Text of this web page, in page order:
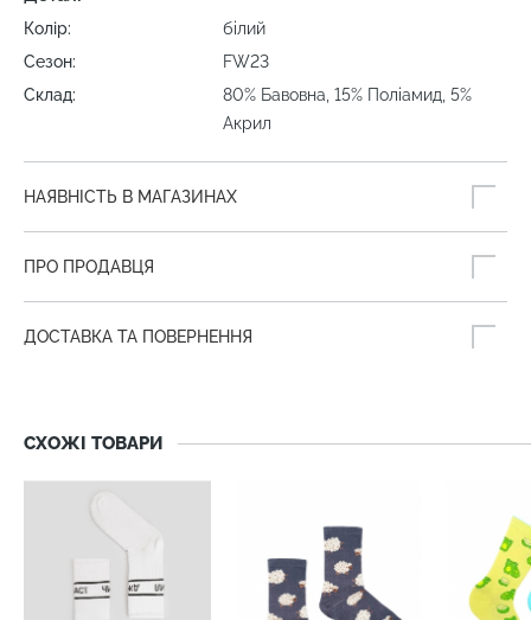
Колір:
білий
Сезон:
FW23
Склад:
80% Бавовна, 15% Поліамид, 5%
Акрил
НАЯВНІСТЬ В МАГАЗИНАХ
ПРО ПРОДАВЦЯ
ДОСТАВКА ТА ПОВЕРНЕННЯ
СХОЖІ ТОВАРИ